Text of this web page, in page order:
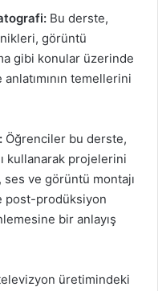
Bu derste,
görüntü
gibi konular üzerinde
temellerini
Öğrenciler bu derste,
kullanarak projelerini
ve görüntü montajı
post-prodüksiyon
bir anlayış
üretimindeki